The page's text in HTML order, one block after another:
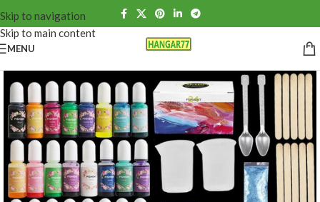
Skip to navigation
Skip to main content
MENU